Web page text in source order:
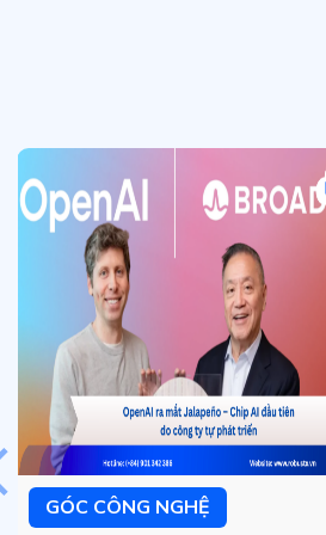
GÓC CÔNG NGHỆ